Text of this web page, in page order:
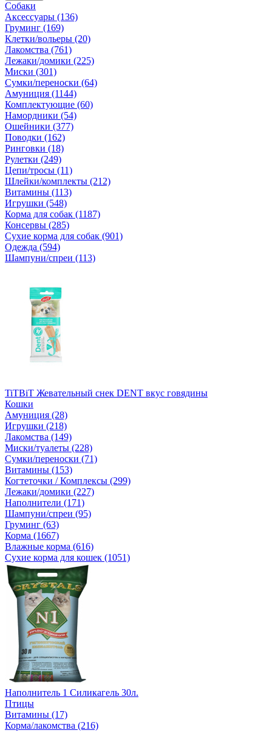
Собаки
Аксессуары (136)
Груминг (169)
Клетки/вольеры (20)
Лакомства (761)
Лежаки/домики (225)
Миски (301)
Сумки/переноски (64)
Амуниция (1144)
Комплектующие (60)
Намордники (54)
Ошейники (377)
Поводки (162)
Ринговки (18)
Рулетки (249)
Цепи/тросы (11)
Шлейки/комплекты (212)
Витамины (113)
Игрушки (548)
Корма для собак (1187)
Консервы (285)
Сухие корма для собак (901)
Одежда (594)
Шампуни/спреи (113)
TiTBiT Жевательный снек DENT вкус говядины
Кошки
Амуниция (28)
Игрушки (218)
Лакомства (149)
Миски/туалеты (228)
Сумки/переноски (71)
Витамины (153)
Когтеточки / Комплексы (299)
Лежаки/домики (227)
Наполнители (171)
Шампуни/спреи (95)
Груминг (63)
Корма (1667)
Влажные корма (616)
Сухие корма для кошек (1051)
Наполнитель 1 Силикагель 30л.
Птицы
Витамины (17)
Корма/лакомства (216)